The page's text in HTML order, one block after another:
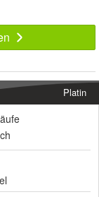
Platin